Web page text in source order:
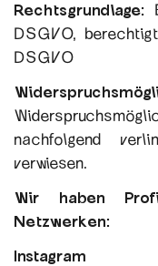
Rechtsgrundlage:
DSGVO,
DSGVO
nachfolgend
verwiesen.
Wir haben
Netzwerken:
Instagram